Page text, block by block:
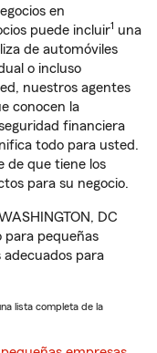
en
puede incluir1 una
de automóviles
o incluso
nuestros agentes
conocen la
financiera
todo para usted.
de que tiene los
para su negocio.
DC
para pequeñas
adecuados para
lista completa de la